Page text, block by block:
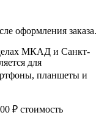
оформления заказа.
МКАД и Санкт-
для
планшеты и
₽ стоимость